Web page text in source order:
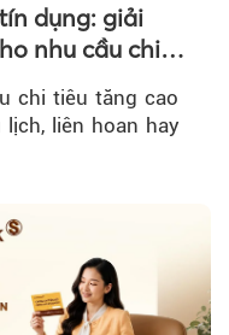
dụng: giải
nhu cầu chi
chi tiêu tăng cao
liên hoan hay